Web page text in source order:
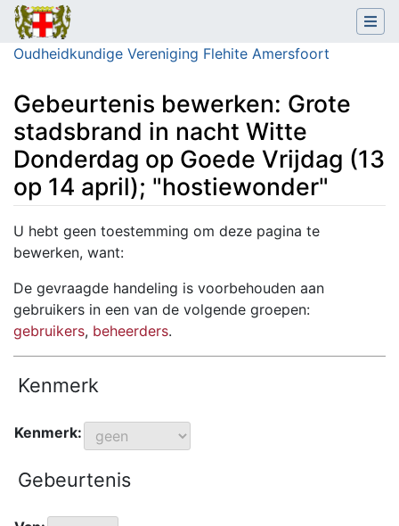
Oudheidkundige Vereniging Flehite Amersfoort
Gebeurtenis bewerken: Grote
stadsbrand in nacht Witte
Donderdag op Goede Vrijdag (13
op 14 april); "hostiewonder"
Ga naar:navigatie,zoeken
U hebt geen toestemming om deze pagina te
bewerken, want:
De gevraagde handeling is voorbehouden aan
gebruikers in een van de volgende groepen:
gebruikers, beheerders.
Kenmerk
Kenmerk:
Gebeurtenis